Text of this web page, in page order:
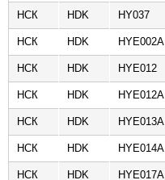
НСК HDK HY037
НСК HDK HYE002A
НСК HDK HYE012
НСК HDK HYE012A
НСК HDK HYE013A
НСК HDK HYE014A
НСК HDK HYE017A